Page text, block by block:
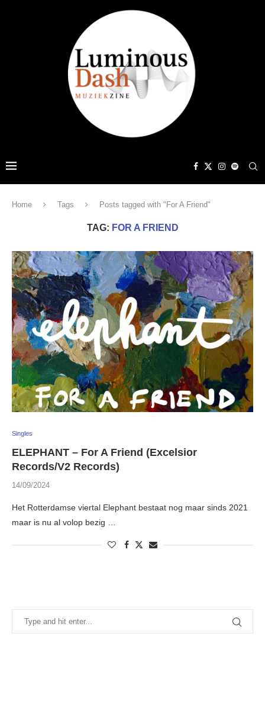
Home Tags Posts tagged with "For A Friend"
TAG: FOR A FRIEND
Singles
ELEPHANT – For A Friend (Excelsior
Records/V2 Records)
14/09/2024
Het Rotterdamse viertal Elephant bestaat nog maar sinds 2021
maar is nu al volop bezig …